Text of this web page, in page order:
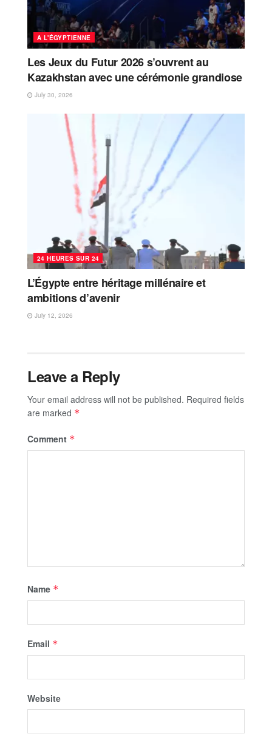
A L'ÉGYPTIENNE
Les Jeux du Futur 2026 s’ouvrent au
Kazakhstan avec une cérémonie grandiose
July 30, 2026
24 HEURES SUR 24
L’Égypte entre héritage millénaire et
ambitions d’avenir
July 12, 2026
Leave a Reply
Your email address will not be published. Required fields
are marked *
Comment *
Name *
Email *
Website